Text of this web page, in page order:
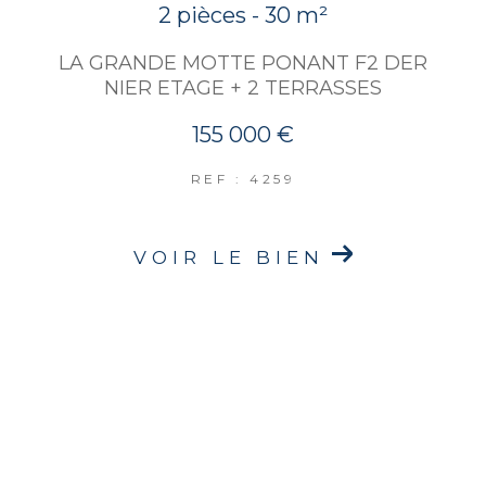
2 pièces - 30 m²
LA GRANDE MOTTE PONANT F2 DER
NIER ETAGE + 2 TERRASSES
155 000 €
REF : 4259
VOIR LE BIEN